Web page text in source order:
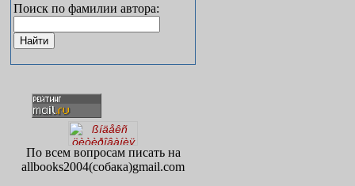
Поиск по фамилии автора:
По всем вопросам писать на
allbooks2004(собака)gmail.com